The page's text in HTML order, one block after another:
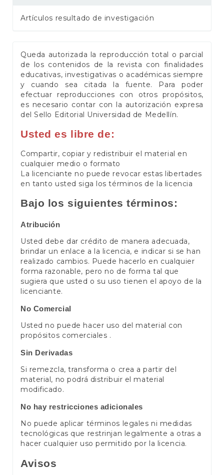
Artículos resultado de investigación
Queda autorizada la reproducción total o parcial
de los contenidos de la revista con finalidades
educativas, investigativas o académicas siempre
y cuando sea citada la fuente. Para poder
efectuar reproducciones con otros propósitos,
es necesario contar con la autorización expresa
del Sello Editorial Universidad de Medellín.
Usted es libre de:
Compartir, copiar y redistribuir el material en
cualquier medio o formato
La licenciante no puede revocar estas libertades
en tanto usted siga los términos de la licencia
Bajo los siguientes términos:
Atribución
Usted debe dar crédito de manera adecuada,
brindar un enlace a la licencia, e indicar si se han
realizado cambios. Puede hacerlo en cualquier
forma razonable, pero no de forma tal que
sugiera que usted o su uso tienen el apoyo de la
licenciante.
No Comercial
Usted no puede hacer uso del material con
propósitos comerciales .
Sin Derivadas
Si remezcla, transforma o crea a partir del
material, no podrá distribuir el material
modificado.
No hay restricciones adicionales
No puede aplicar términos legales ni medidas
tecnológicas que restrinjan legalmente a otras a
hacer cualquier uso permitido por la licencia.
Avisos